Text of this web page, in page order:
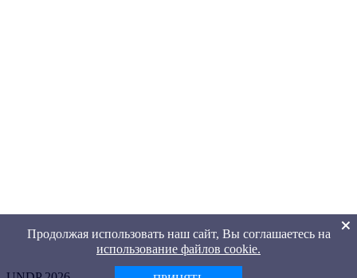
Продолжая использовать наш сайт, Вы соглашаетесь на
использование файлов cookie.